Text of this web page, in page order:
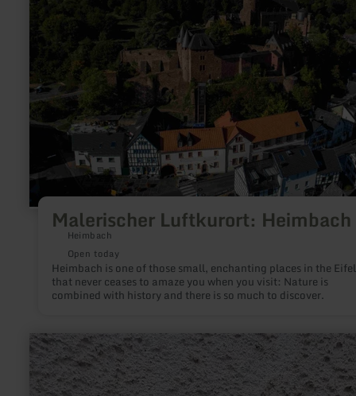
Malerischer Luftkurort: Heimbach
Heimbach
Open today
Heimbach is one of those small, enchanting places in the Eifel
that never ceases to amaze you when you visit: Nature is
combined with history and there is so much to discover.
learn
more
about:
Zehntscheune
Lüxem